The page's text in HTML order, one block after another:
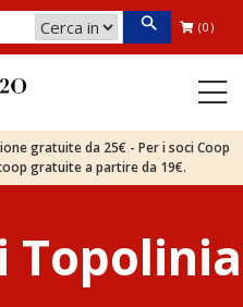
(0)
gratuite da 25€ - Per i soci Coop
gratuite a partire da 19€.
Topolinia